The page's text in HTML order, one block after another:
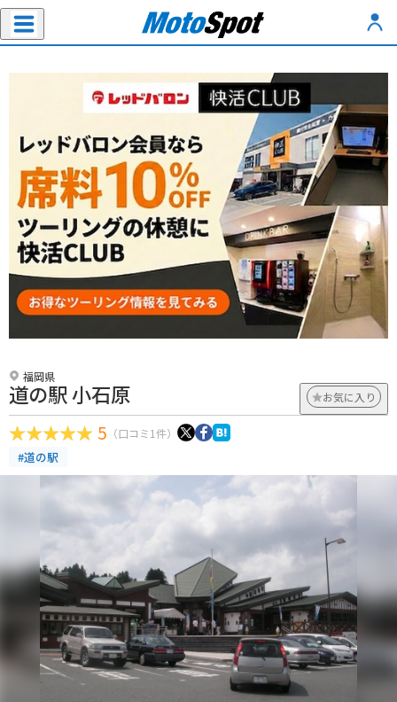
福岡県
道の駅 小石原 お気に入り
5 （口コミ1件）
#道の駅